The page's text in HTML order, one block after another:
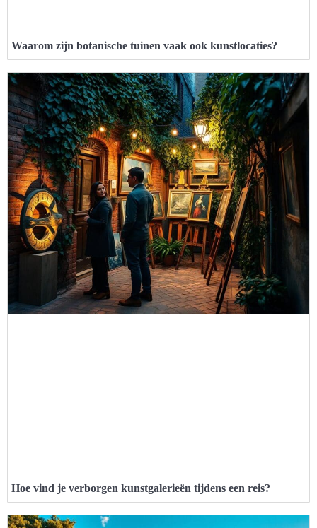
Waarom zijn botanische tuinen vaak ook kunstlocaties?
Hoe vind je verborgen kunstgalerieën tijdens een reis?